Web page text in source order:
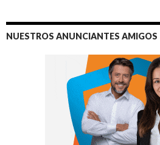
NUESTROS ANUNCIANTES AMIGOS